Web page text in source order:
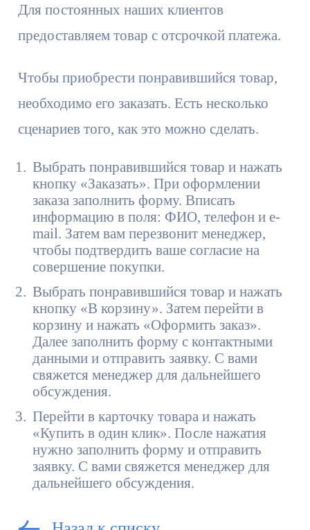
Для постоянных наших клиентов
предоставляем товар с отсрочкой платежа.
Чтобы приобрести понравившийся товар,
необходимо его заказать. Есть несколько
сценариев того, как это можно сделать.
Выбрать понравившийся товар и нажать
кнопку «Заказать». При оформлении
заказа заполнить форму. Вписать
информацию в поля: ФИО, телефон и e-
mail. Затем вам перезвонит менеджер,
чтобы подтвердить ваше согласие на
совершение покупки.
Выбрать понравившийся товар и нажать
кнопку «В корзину». Затем перейти в
корзину и нажать «Оформить заказ».
Далее заполнить форму с контактными
данными и отправить заявку. С вами
свяжется менеджер для дальнейшего
обсуждения.
Перейти в карточку товара и нажать
«Купить в один клик». После нажатия
нужно заполнить форму и отправить
заявку. С вами свяжется менеджер для
дальнейшего обсуждения.